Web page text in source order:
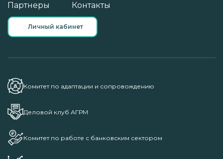
Партнеры
Контакты
Личный кабинет
Комитет по адаптации и сопровождению
Деловой клуб АГРМ
Комитет по работе с банковским сектором